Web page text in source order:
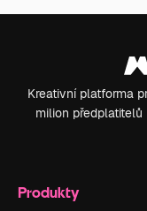
Kreativní platforma
milion předplatitelů
Produkty